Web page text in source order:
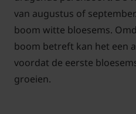
van augustus of
boom witte bloesems.
boom betreft kan het een
voordat de eerste
groeien.